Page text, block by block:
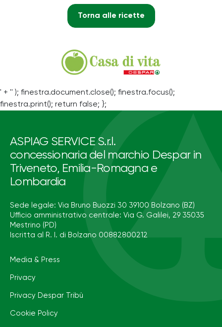
Torna alle ricette
' + '' ); finestra.document.close(); finestra.focus();
finestra.print(); return false; };
ASPIAG SERVICE S.r.l.
concessionaria del marchio Despar in
Triveneto, Emilia-Romagna e
Lombardia
Sede legale: Via Bruno Buozzi 30 39100 Bolzano (BZ)
Ufficio amministrativo centrale: Via G. Galilei, 29 35035
Mestrino (PD)
Iscritta al R. I. di Bolzano 00882800212
Media & Press
Privacy
Privacy Despar Tribù
Cookie Policy